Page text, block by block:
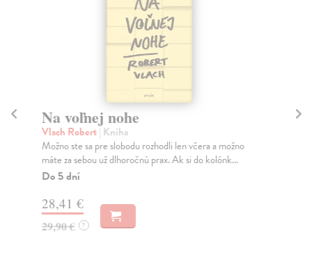
Na voľnej nohe
Vlach Robert| Kniha
Možno ste sa pre slobodu rozhodli len včera a možno
máte za sebou už dlhoročnú prax. Ak si do kolónk...
Do 5 dní
28,41 €
29,90 € ?
Z